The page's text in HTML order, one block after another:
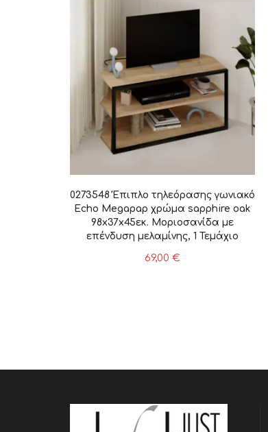
0273548 Έπιπλο τηλεόρασης γωνιακό
Echo Megapap χρώμα sapphire oak
98x37x45εκ. Μοριοσανίδα με
επένδυση μελαμίνης, 1 Τεμάχιο
69,00 €